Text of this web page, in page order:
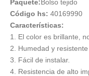
Paquete:Bolso tejido
Código hs: 40169990
Características:
1. El color es brillante,
2. Humedad y
3. Fácil de instalar.
4. Resistencia de alto